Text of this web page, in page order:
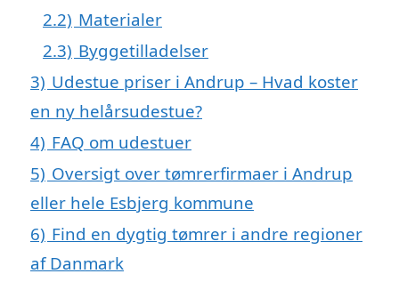
2.2) Materialer
2.3) Byggetilladelser
3) Udestue priser i Andrup – Hvad koster
en ny helårsudestue?
4) FAQ om udestuer
5) Oversigt over tømrerfirmaer i Andrup
eller hele Esbjerg kommune
6) Find en dygtig tømrer i andre regioner
af Danmark